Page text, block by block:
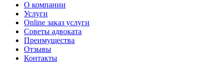
О компании
Услуги
Online заказ услуги
Советы адвоката
Преимущества
Отзывы
Контакты